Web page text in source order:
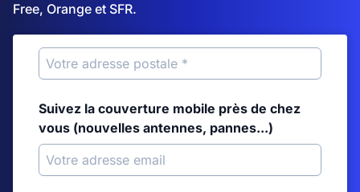
Free, Orange et SFR.
Suivez la couverture mobile près de chez
vous (nouvelles antennes, pannes...)